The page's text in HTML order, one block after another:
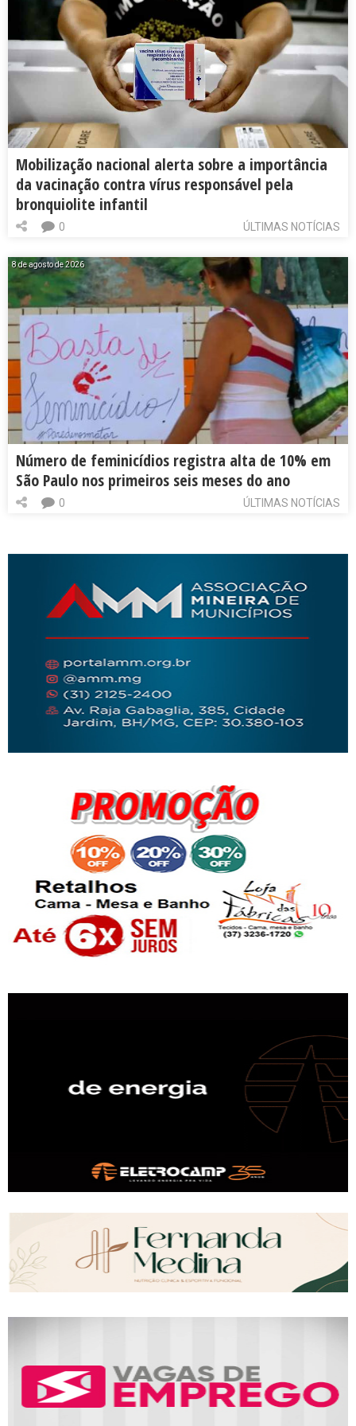
Mobilização nacional alerta sobre a importância
da vacinação contra vírus responsável pela
bronquiolite infantil
ÚLTIMAS NOTÍCIAS
0
8 de agosto de 2026
Número de feminicídios registra alta de 10% em
São Paulo nos primeiros seis meses do ano
ÚLTIMAS NOTÍCIAS
0